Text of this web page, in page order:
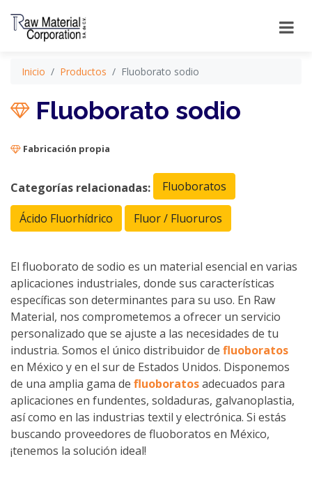
Inicio Productos Fluoborato sodio
Fluoborato sodio
Fabricación propia
Categorías relacionadas: Fluoboratos
Ácido Fluorhídrico Fluor / Fluoruros
El fluoborato de sodio es un material esencial en varias
aplicaciones industriales, donde sus características
específicas son determinantes para su uso. En Raw
Material, nos comprometemos a ofrecer un servicio
personalizado que se ajuste a las necesidades de tu
industria. Somos el único distribuidor de fluoboratos
en México y en el sur de Estados Unidos. Disponemos
de una amplia gama de fluoboratosadecuados para
aplicaciones en fundentes, soldaduras, galvanoplastia,
así como en las industrias textil y electrónica. Si estás
buscando proveedores de fluoboratos en México,
¡tenemos la solución ideal!